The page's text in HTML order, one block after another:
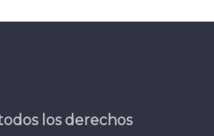
los derechos